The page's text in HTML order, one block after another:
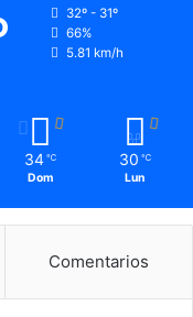
32º - 31º
66%
5.81 km/h
34 ℃
Dom
30 ℃
Lun
Comentarios